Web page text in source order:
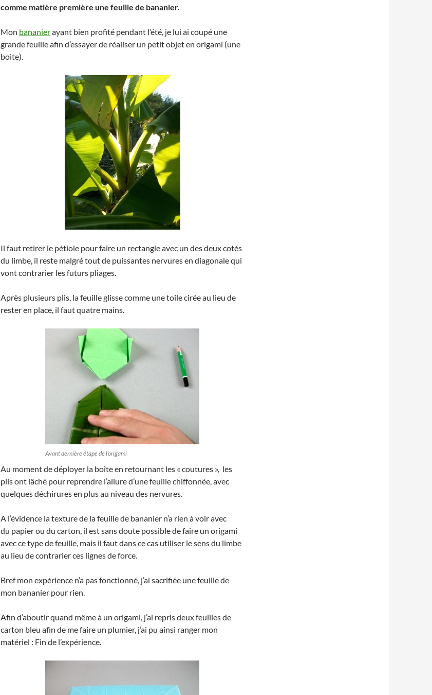
comme matière première une feuille de bananier.
Mon bananierayant bien profité pendant l’été, je lui ai coupé une
grande feuille afin d’essayer de réaliser un petit objet en origami (une
boite).
Il faut retirer le pétiole pour faire un rectangle avec un des deux cotés
du limbe, il reste malgré tout de puissantes nervures en diagonale qui
vont contrarier les futurs pliages.
Après plusieurs plis, la feuille glisse comme une toile cirée au lieu de
rester en place, il faut quatre mains.
Avant dernière étape de l’origami
Au moment de déployer la boîte en retournant les « coutures », les
plis ont lâché pour reprendre l’allure d’une feuille chiffonnée, avec
quelques déchirures en plus au niveau des nervures.
A l’évidence la texture de la feuille de bananier n’a rien à voir avec
du papier ou du carton, il est sans doute possible de faire un origami
avec ce type de feuille, mais il faut dans ce cas utiliser le sens du limbe
au lieu de contrarier ces lignes de force.
Bref mon expérience n’a pas fonctionné, j’ai sacrifiée une feuille de
mon bananier pour rien.
Afin d’aboutir quand même à un origami, j’ai repris deux feuilles de
carton bleu afin de me faire un plumier, j’ai pu ainsi ranger mon
matériel : Fin de l’expérience.